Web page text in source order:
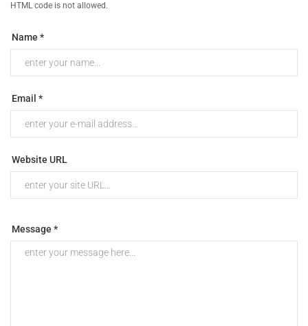
HTML code is not allowed.
Name *
Email *
Website URL
Message *